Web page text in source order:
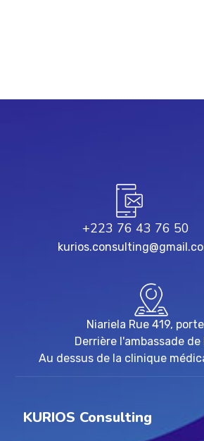
+223 76 43 76 50
Niariela Rue 419,
Derrière l'ambassade de
Au dessus de la clinique
KURIOS Consulting